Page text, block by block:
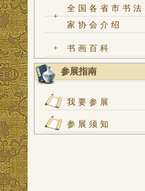
+
全国各省市书法
家协会介绍
+ 书画百科
参展指南
我要参展
参展须知